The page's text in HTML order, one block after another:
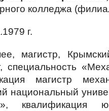
колледжа
г.
магистр,
специальность
магистр
национальный
квалификация